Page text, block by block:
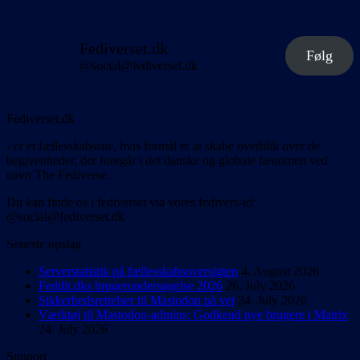
Fediverset.dk
@social@fediverset.dk
Følg
Fediverset.dk
- er et fællesskabssite, hvis formål er at skabe overblik over de
begivenheder, der foregår i det danske og globale fænomen ved
navn The Fediverse.
Du kan finde os i fediverset via vores fedivers-id:
@social@fediverset.dk
Seneste opslag
Serverstatistik på fællesskabsoversigten 4. August 2026
Feddit.dks brugerundersøgelse 2026 26. July 2026
Sikkerhedsrettelser til Mastodon på vej 24. July 2026
Værktøj til Mastodon-admins: Godkend nye brugere i Matrix
24. July 2026
Support